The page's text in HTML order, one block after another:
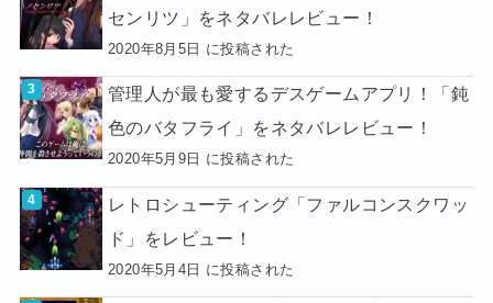
センリツ」をネタバレレビュー！
2020年8月5日 に投稿された
管理人が最も愛するデスゲームアプリ！「鈍
色のバタフライ」をネタバレレビュー！
2020年5月9日 に投稿された
レトロシューティング「ファルコンスクワッ
ド」をレビュー！
2020年5月4日 に投稿された